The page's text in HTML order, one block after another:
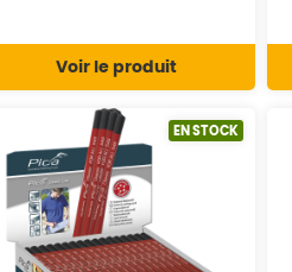
Voir le produit
EN STOCK